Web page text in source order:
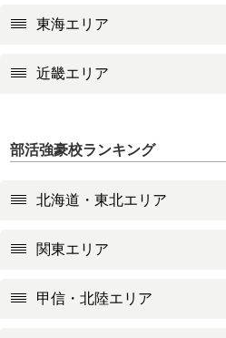
東海エリア
近畿エリア
部活強豪校ランキング
北海道・東北エリア
関東エリア
甲信・北陸エリア